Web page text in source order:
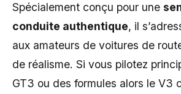
Spécialement conçu pour une
conduite authentique, il
aux amateurs de voitures de
de réalisme. Si vous pilotez
GT3 ou des formules alors le V3